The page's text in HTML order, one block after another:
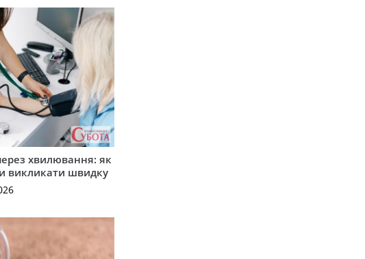
хвилювання: як
викликати швидку